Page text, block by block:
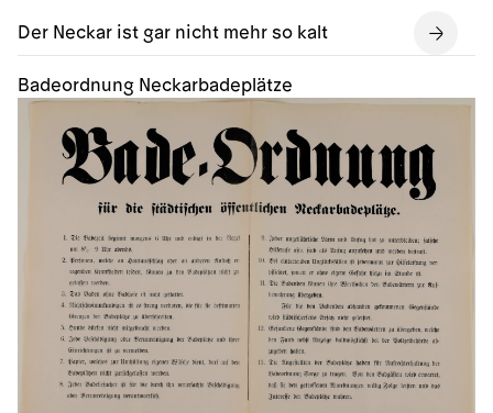
Der Neckar ist gar nicht mehr so kalt
Badeordnung Neckarbadeplätze